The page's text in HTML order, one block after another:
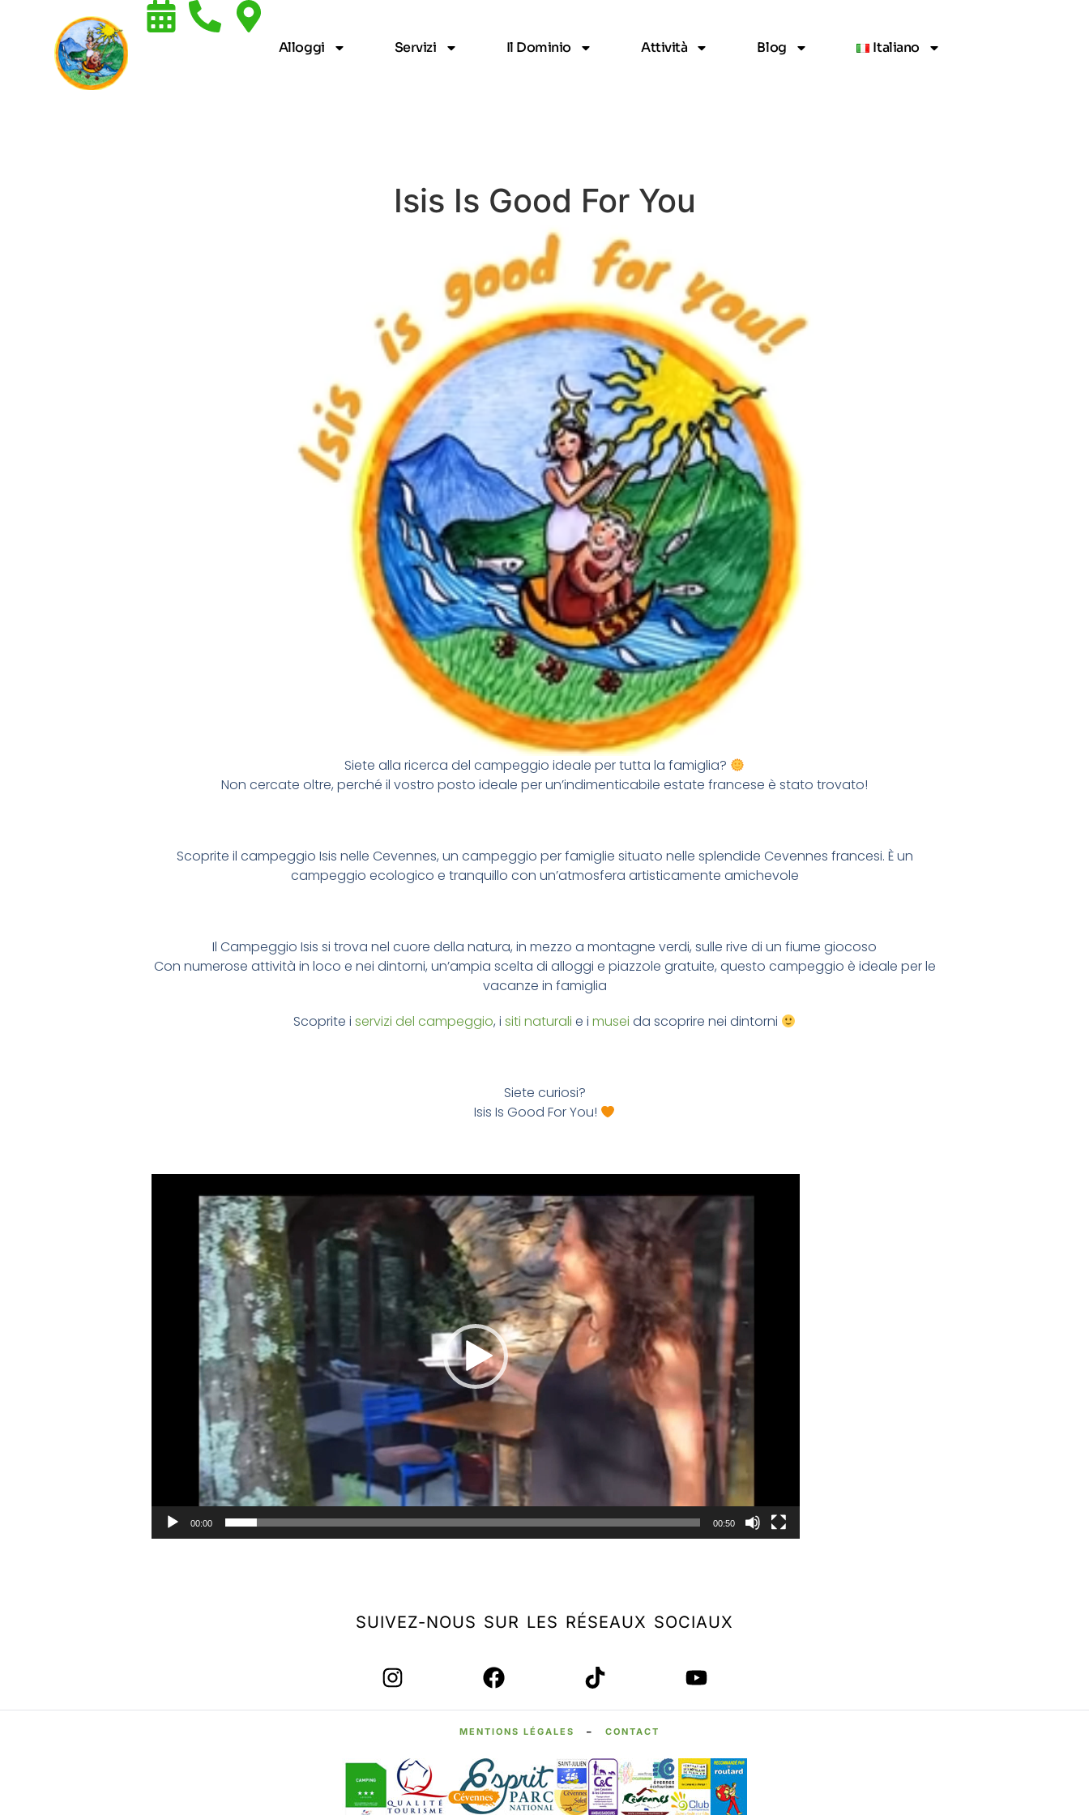
Alloggi Servizi Il Dominio Attività Blog Italiano
Isis Is Good For You
Siete alla ricerca del campeggio ideale per tutta la famiglia?
Non cercate oltre, perché il vostro posto ideale per un’indimenticabile estate francese è stato trovato!
Scoprite il campeggio Isis nelle Cevennes, un campeggio per famiglie situato nelle splendide Cevennes francesi. È un
campeggio ecologico e tranquillo con un’atmosfera artisticamente amichevole
Il Campeggio Isis si trova nel cuore della natura, in mezzo a montagne verdi, sulle rive di un fiume giocoso
Con numerose attività in loco e nei dintorni, un’ampia scelta di alloggi e piazzole gratuite, questo campeggio è ideale per le
vacanze in famiglia
Scoprite i servizi del campeggio, i siti naturali e i musei da scoprire nei dintorni
Siete curiosi?
Isis Is Good For You!
00:00 00:50
SUIVEZ-NOUS SUR LES RÉSEAUX SOCIAUX
MENTIONS LÉGALES –CONTACT